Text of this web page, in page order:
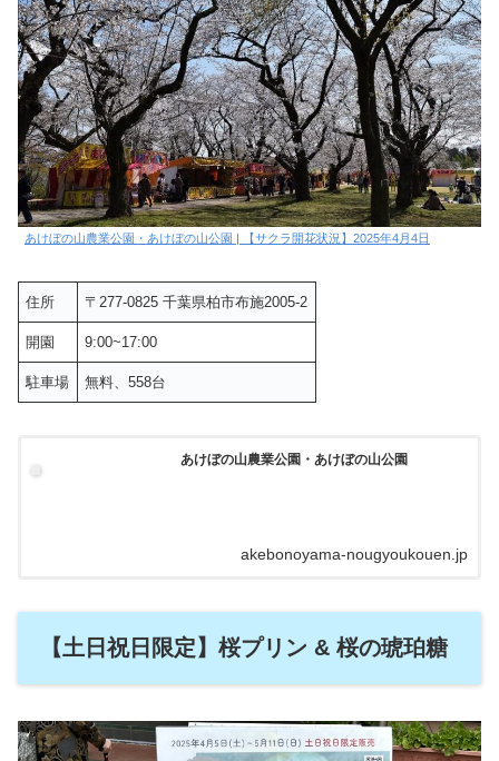
あけぼの山農業公園・あけぼの山公園 | 【サクラ開花状況】2025年4月4日
住所 〒277-0825 千葉県柏市布施2005-2
開園 9:00~17:00
駐車場 無料、558台
あけぼの山農業公園・あけぼの山公園
akebonoyama-nougyoukouen.jp
【土日祝日限定】桜プリン & 桜の琥珀糖